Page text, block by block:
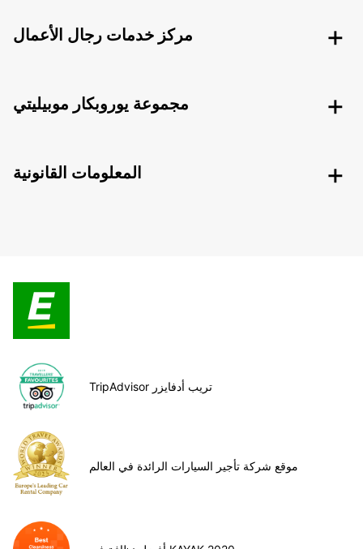
مركز خدمات رجال الأعمال
مجموعة يوروبكار موبيليتي
المعلومات القانونية
TripAdvisor تريب أدفايزر
موقع شركة تأجير السيارات الرائدة في العالم